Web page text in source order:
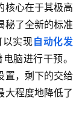
核心在于其极高
秘了全新的标准
实现自动化发
脑进行干预。
置，剩下的交给
大程度地降低了